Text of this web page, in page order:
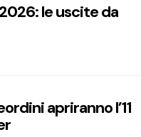
le uscite da
apriranno l’11